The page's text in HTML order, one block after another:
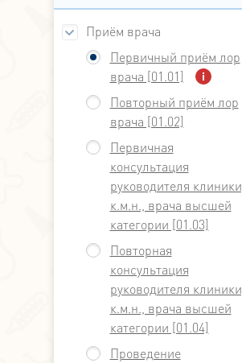
Приём врача
Первичный приём лор
врача [01.01]
Повторный приём лор
врача [01.02]
Первичная
консультация
руководителя клиники,
к.м.н., врача высшей
категории [01.03]
Повторная
консультация
руководителя клиники,
к.м.н., врача высшей
категории [01.04]
Проведение